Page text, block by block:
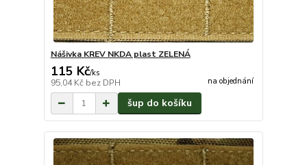
Nášivka KREV NKDA plast ZELENÁ
115 Kč/ks
95,04 Kč bez DPH na objednání
šup do košíku